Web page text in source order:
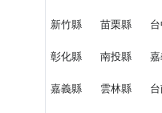
新竹縣 苗栗縣
彰化縣 南投縣
嘉義縣 雲林縣